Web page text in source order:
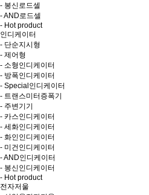
- 봉신로드셀
- AND로드셀
- Hot product
인디케이터
- 단순지시형
- 제어형
- 소형인디케이터
- 방폭인디케이터
- Special인디케이터
- 트랜스미터증폭기
- 주변기기
- 카스인디케이터
- 세화인디케이터
- 화인인디케이터
- 미건인디케이터
- AND인디케이터
- 봉신인디케이터
- Hot product
전자저울